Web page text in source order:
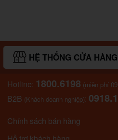
HỆ THỐNG CỬA HÀNG
Hotline: 1800.6198 (miễn phí
B2B (Khách doanh nghiệp):
Chính sách bán hàng